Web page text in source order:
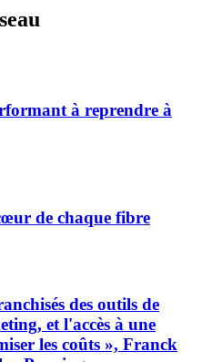
à reprendre à
de chaque fibre
des outils de
et l'accès à une
les coûts », Franck